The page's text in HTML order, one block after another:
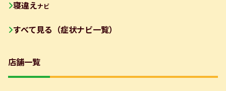
寝違えナビ
すべて見る（症状ナビ一覧）
店舗一覧